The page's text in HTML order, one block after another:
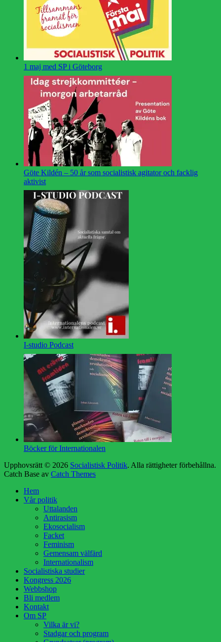
1 maj med SP i Göteborg
Göte Kildén – 50 år som socialistisk agitator och facklig
aktivist
I-studio Podcast
Böcker för Internationalen
Upphovsrätt © 2026 Socialistisk Politik. Alla rättigheter förbehållna.
Catch Base av Catch Themes
Hem
Vår politik
Uttalanden
Antirasism
Ekosocialism
Facket
Feminism
Gemensam välfärd
Internationalism
Socialistiska studier
Kongress 2026
Webbshop
Bli medlem
Kontakt
Om SP
Vilka är vi?
Stadgar och program